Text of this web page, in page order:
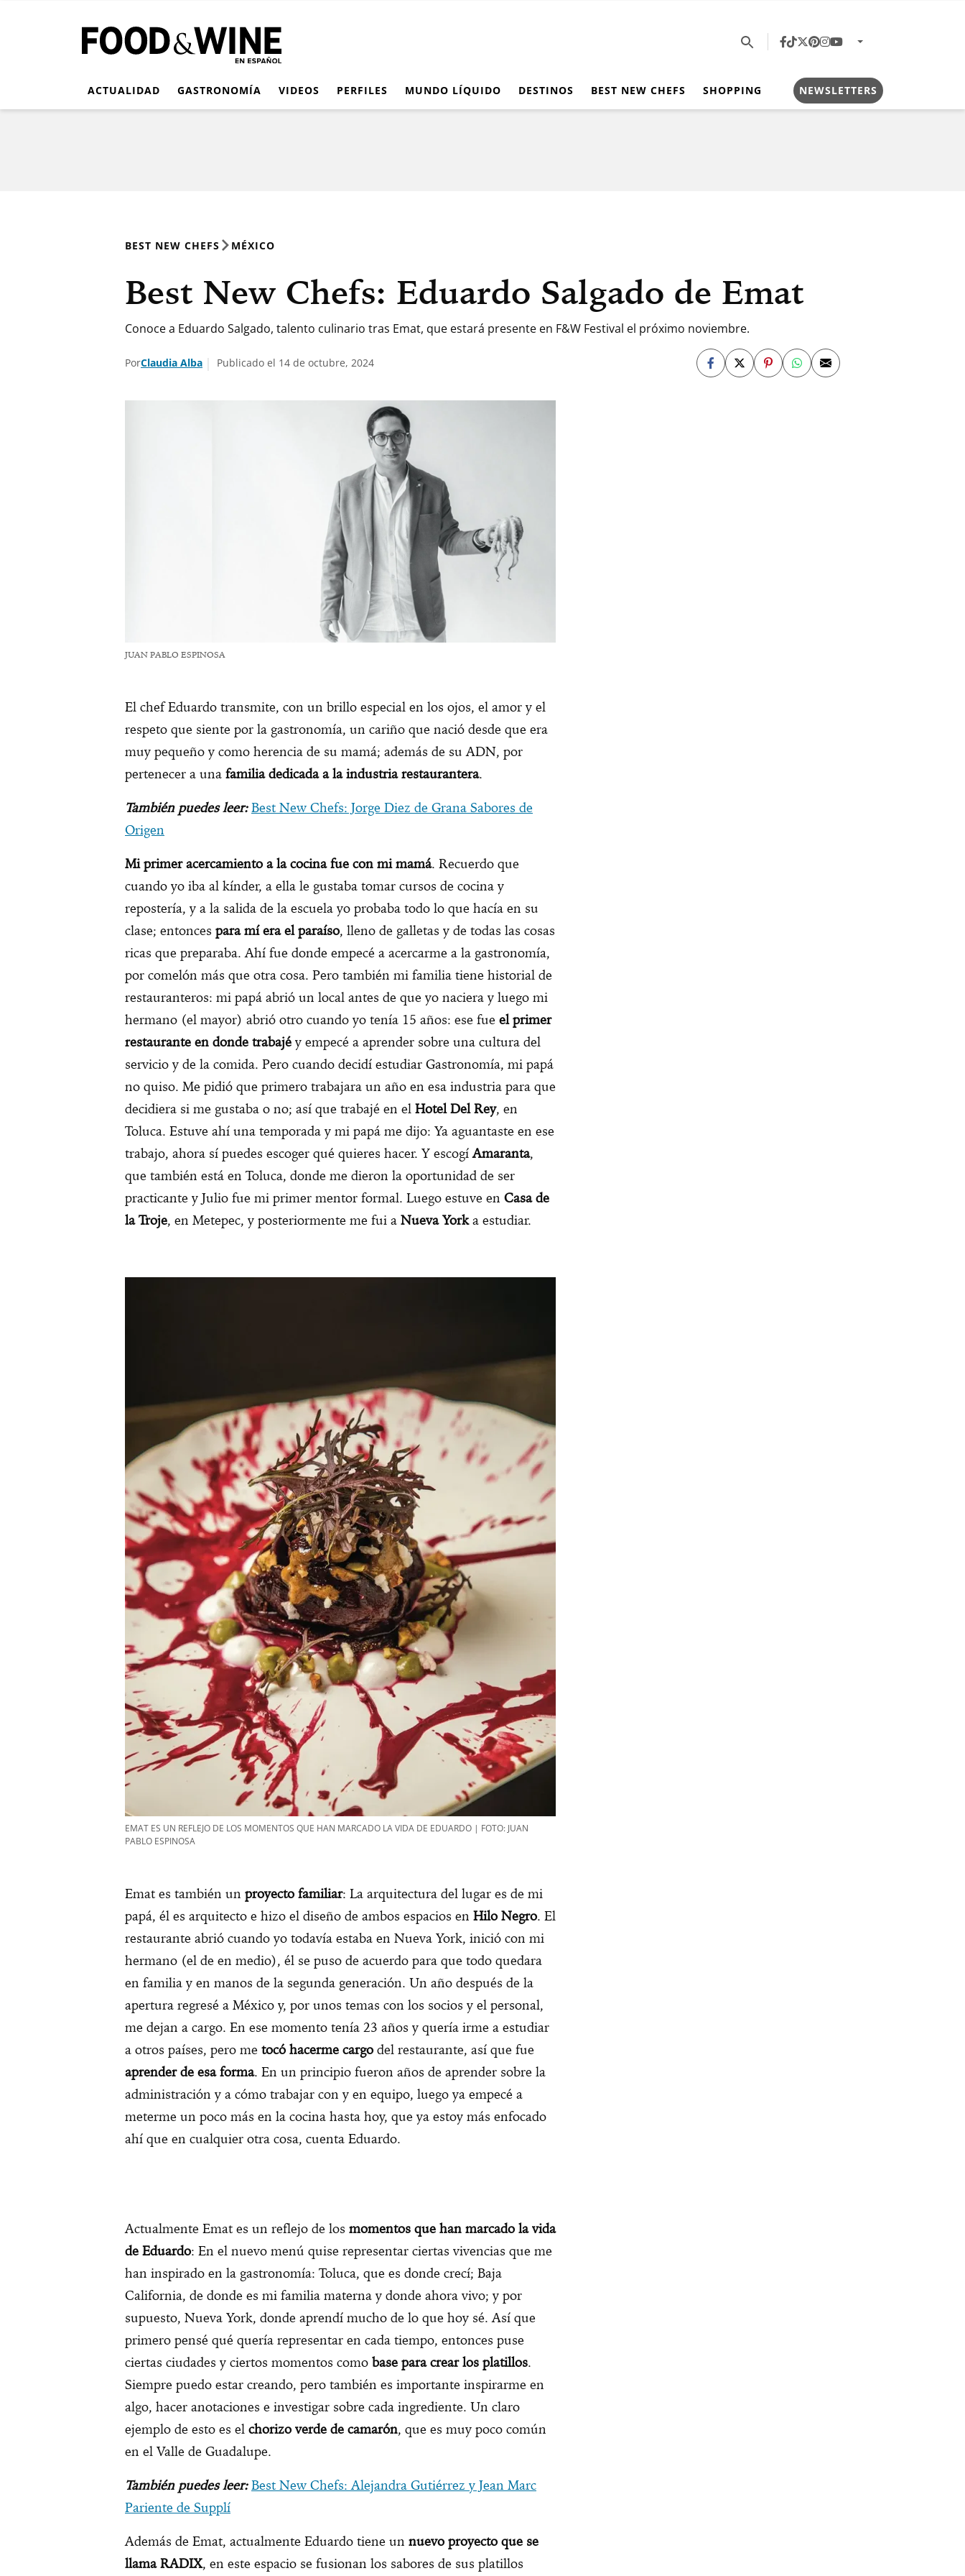
ACTUALIDAD GASTRONOMÍA VIDEOS PERFILES MUNDO LÍQUIDO DESTINOS BEST NEW CHEFS SHOPPING NEWSLETTERS
BEST NEW CHEFS MÉXICO
Best New Chefs: Eduardo Salgado de Emat
Conoce a Eduardo Salgado, talento culinario tras Emat, que estará presente en F&W Festival el próximo noviembre.
PorClaudia Alba Publicado el 14 de octubre, 2024
JUAN PABLO ESPINOSA
El chef Eduardo transmite, con un brillo especial en los ojos, el amor y el
respeto que siente por la gastronomía, un cariño que nació desde que era
muy pequeño y como herencia de su mamá; además de su ADN, por
pertenecer a una familia dedicada a la industria restaurantera.
También puedes leer:Best New Chefs: Jorge Diez de Grana Sabores de
Origen
Mi primer acercamiento a la cocina fue con mi mamá. Recuerdo que
cuando yo iba al kínder, a ella le gustaba tomar cursos de cocina y
repostería, y a la salida de la escuela yo probaba todo lo que hacía en su
clase; entonces para mí era el paraíso, lleno de galletas y de todas las cosas
ricas que preparaba. Ahí fue donde empecé a acercarme a la gastronomía,
por comelón más que otra cosa. Pero también mi familia tiene historial de
restauranteros: mi papá abrió un local antes de que yo naciera y luego mi
hermano (el mayor) abrió otro cuando yo tenía 15 años: ese fue el primer
restaurante en donde trabajé y empecé a aprender sobre una cultura del
servicio y de la comida. Pero cuando decidí estudiar Gastronomía, mi papá
no quiso. Me pidió que primero trabajara un año en esa industria para que
decidiera si me gustaba o no; así que trabajé en el Hotel Del Rey, en
Toluca. Estuve ahí una temporada y mi papá me dijo: Ya aguantaste en ese
trabajo, ahora sí puedes escoger qué quieres hacer. Y escogíAmaranta,
que también está en Toluca, donde me dieron la oportunidad de ser
practicante y Julio fue mi primer mentor formal. Luego estuve en Casa de
la Troje, en Metepec, y posteriormente me fui a Nueva Yorka estudiar.
EMAT ES UN REFLEJO DE LOS MOMENTOS QUE HAN MARCADO LA VIDA DE EDUARDO | FOTO: JUAN
PABLO ESPINOSA
Emat es también un proyecto familiar: La arquitectura del lugar es de mi
papá, él es arquitecto e hizo el diseño de ambos espacios en Hilo Negro. El
restaurante abrió cuando yo todavía estaba en Nueva York, inició con mi
hermano (el de en medio), él se puso de acuerdo para que todo quedara
en familia y en manos de la segunda generación. Un año después de la
apertura regresé a México y, por unos temas con los socios y el personal,
me dejan a cargo. En ese momento tenía 23 años y quería irme a estudiar
a otros países, pero me tocó hacerme cargo del restaurante, así que fue
aprender de esa forma. En un principio fueron años de aprender sobre la
administración y a cómo trabajar con y en equipo, luego ya empecé a
meterme un poco más en la cocina hasta hoy, que ya estoy más enfocado
ahí que en cualquier otra cosa, cuenta Eduardo.
Actualmente Emat es un reflejo de los momentos que han marcado la vida
de Eduardo: En el nuevo menú quise representar ciertas vivencias que me
han inspirado en la gastronomía: Toluca, que es donde crecí; Baja
California, de donde es mi familia materna y donde ahora vivo; y por
supuesto, Nueva York, donde aprendí mucho de lo que hoy sé. Así que
primero pensé qué quería representar en cada tiempo, entonces puse
ciertas ciudades y ciertos momentos como base para crear los platillos.
Siempre puedo estar creando, pero también es importante inspirarme en
algo, hacer anotaciones e investigar sobre cada ingrediente. Un claro
ejemplo de esto es el chorizo verde de camarón, que es muy poco común
en el Valle de Guadalupe.
También puedes leer:Best New Chefs: Alejandra Gutiérrez y Jean Marc
Pariente de Supplí
Además de Emat, actualmente Eduardo tiene un nuevo proyecto que se
llama RADIX, en este espacio se fusionan los sabores de sus platillos